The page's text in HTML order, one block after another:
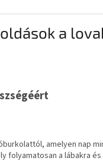
a
amelyen nap
folyamatosan a lábakra és